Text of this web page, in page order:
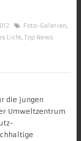
Foto-Galerien,
Licht,Top News
die jungen
Umweltzentrum